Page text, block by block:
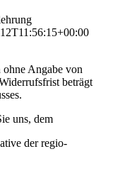
ohne Angabe von
beträgt
uns, dem
der regio-